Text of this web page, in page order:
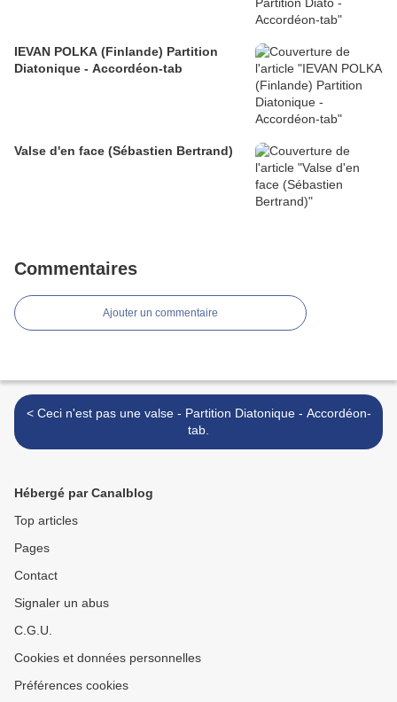
IEVAN POLKA (Finlande) Partition
Diatonique - Accordéon-tab
Valse d'en face (Sébastien Bertrand)
Commentaires
Ajouter un commentaire
< Ceci n'est pas une valse - Partition Diatonique - Accordéon-
tab.
Hébergé par Canalblog
Top articles
Pages
Contact
Signaler un abus
C.G.U.
Cookies et données personnelles
Préférences cookies